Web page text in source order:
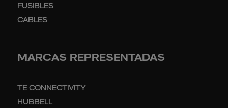
FUSIBLES
CABLES
MARCAS REPRESENTADAS
TE CONNECTIVITY
HUBBELL